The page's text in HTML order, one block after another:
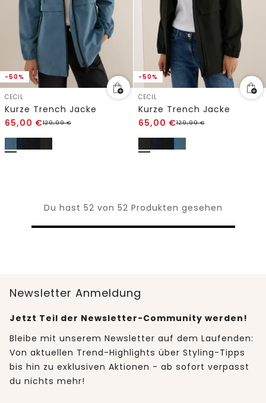
-50%
CECIL
Kurze Trench Jacke
65,00 €129,99€
-50%
CECIL
Kurze Trench Jacke
65,00 €129,99€
Du hast 52 von 52 Produkten gesehen
Newsletter Anmeldung
Jetzt Teil der Newsletter-Community werden!
Bleibe mit unserem Newsletter auf dem Laufenden:
Von aktuellen Trend-Highlights über Styling-Tipps
bis hin zu exklusiven Aktionen - ab sofort verpasst
du nichts mehr!